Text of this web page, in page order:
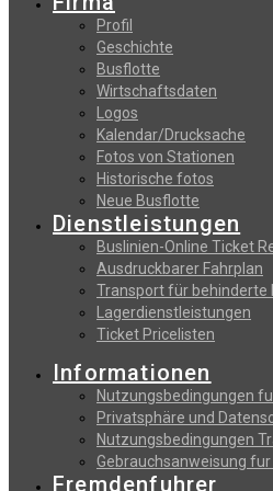
Profil
Geschichte
Busflotte
Wirtschaftsdaten
Logos
Kalendar/Drucksache
Fotos von Stationen
Historische fotos
Neue Busflotte
Dienstleistungen
Buslinien-Online Ticket
Αusdruckbarer Fahrplan
Transport für behinderte
Lagerdienstleistungen
Ticket Pricelisten
Informationen
Nutzungsbedingungen
Privatsphäre und
Nutzungsbedingungen
Gebrauchsanweisung
Fremdenfuhrer